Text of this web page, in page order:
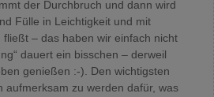
der Durchbruch und dann wird
Fülle in Leichtigkeit und mit
– das haben wir einfach nicht
dauert ein bisschen – derweil
genießen :-). Den wichtigsten
aufmerksam zu werden dafür, was